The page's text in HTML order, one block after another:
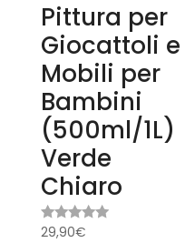
Pittura per
Giocattoli e
Mobili per
Bambini
(500ml/1L)
Verde
Chiaro
Valutato
29,90€